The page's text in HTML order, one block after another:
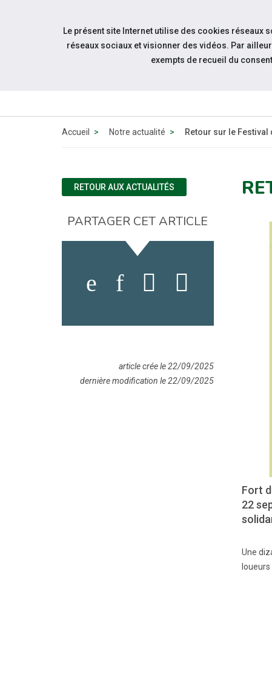
Aller au contenu
Accueil Notre actualité Retour sur le
Fort
22
Une
RETOUR AUX ACTUALITÉS
PARTAGER CET ARTICLE
article crée le 22/09/2025
dernière modification le 22/09/2025
Le présent site Internet utilise des cookies réseaux
réseaux sociaux et visionner des vidéos. Par
exempts de recueil du